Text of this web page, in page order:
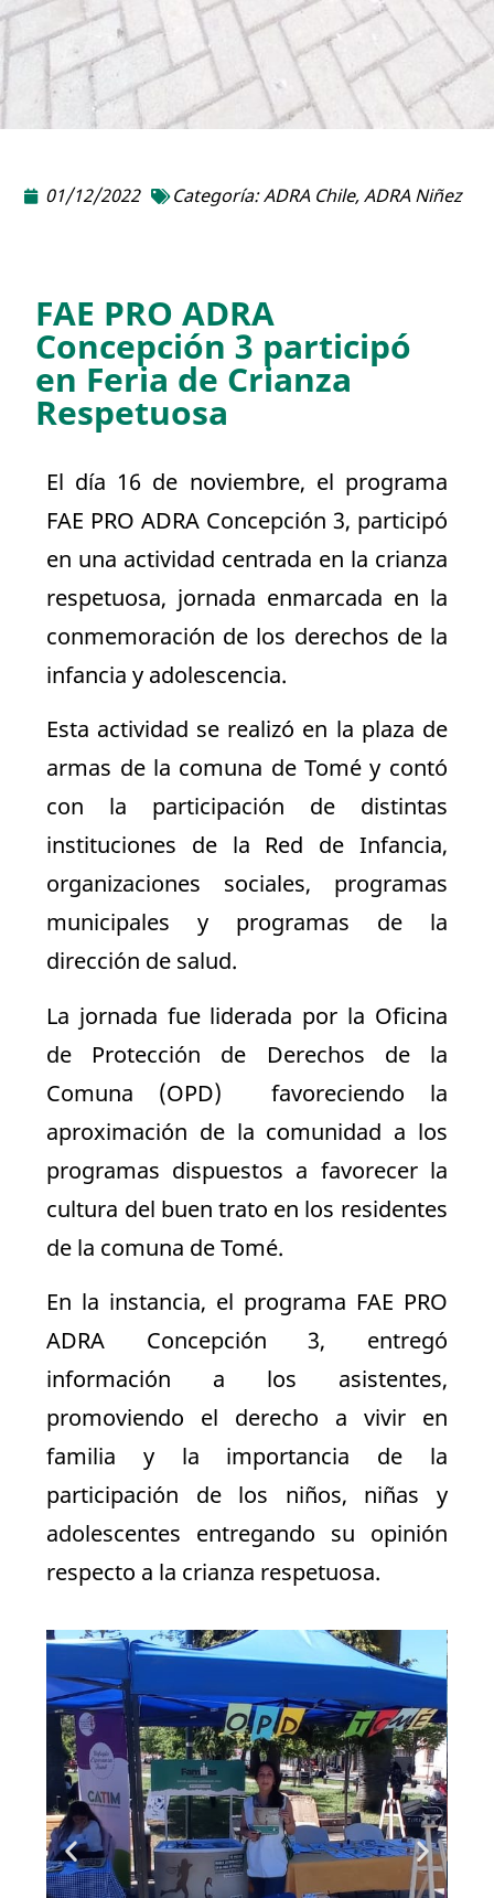
01/12/2022 Categoría:ADRA Chile,ADRA Niñez
FAE PRO ADRA
Concepción 3 participó
en Feria de Crianza
Respetuosa
El día 16 de noviembre, el programa
FAE PRO ADRA Concepción 3, participó
en una actividad centrada en la crianza
respetuosa, jornada enmarcada en la
conmemoración de los derechos de la
infancia y adolescencia.
Esta actividad se realizó en la plaza de
armas de la comuna de Tomé y contó
con la participación de distintas
instituciones de la Red de Infancia,
organizaciones sociales, programas
municipales y programas de la
dirección de salud.
La jornada fue liderada por la Oficina
de Protección de Derechos de la
Comuna (OPD) favoreciendo la
aproximación de la comunidad a los
programas dispuestos a favorecer la
cultura del buen trato en los residentes
de la comuna de Tomé.
En la instancia, el programa FAE PRO
ADRA Concepción 3, entregó
información a los asistentes,
promoviendo el derecho a vivir en
familia y la importancia de la
participación de los niños, niñas y
adolescentes entregando su opinión
respecto a la crianza respetuosa.